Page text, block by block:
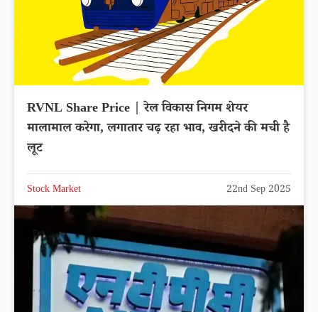
RVNL Share Price | रेल विकास निगम शेयर
मालामाल करेगा, लगातार चढ़ रहा भाव, खरीदने की मची है
लूट
Stock Market 22nd Sep 2025